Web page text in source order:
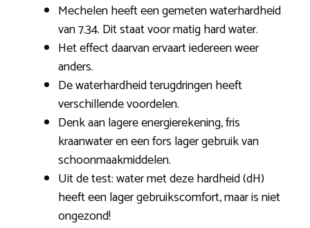
Mechelen heeft een gemeten waterhardheid
van 7.34. Dit staat voor matig hard water.
Het effect daarvan ervaart iedereen weer
anders.
De waterhardheid terugdringen heeft
verschillende voordelen.
Denk aan lagere energierekening, fris
kraanwater en een fors lager gebruik van
schoonmaakmiddelen.
Uit de test: water met deze hardheid (dH)
heeft een lager gebruikscomfort, maar is niet
ongezond!